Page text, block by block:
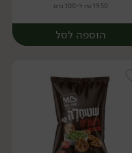
19.50 ₪ ל-100 גרם
הוספה לסל